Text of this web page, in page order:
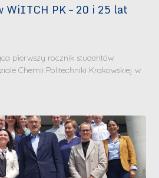
WiITCH PK – 20 i 25 lat
pierwszy rocznik studentów
Chemii Politechniki Krakowskiej w